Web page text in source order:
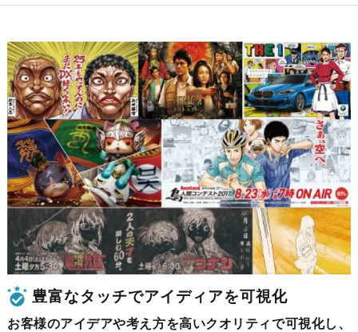
豊富なタッチでアイディアを可視化
お客様のアイデアや考え方を高いクオリティで可視化し、